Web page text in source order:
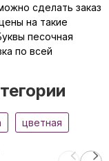
сделать заказ
на такие
песочная
по всей
цветная